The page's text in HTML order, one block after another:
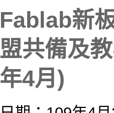
Fablab新
盟共備及
年4月)